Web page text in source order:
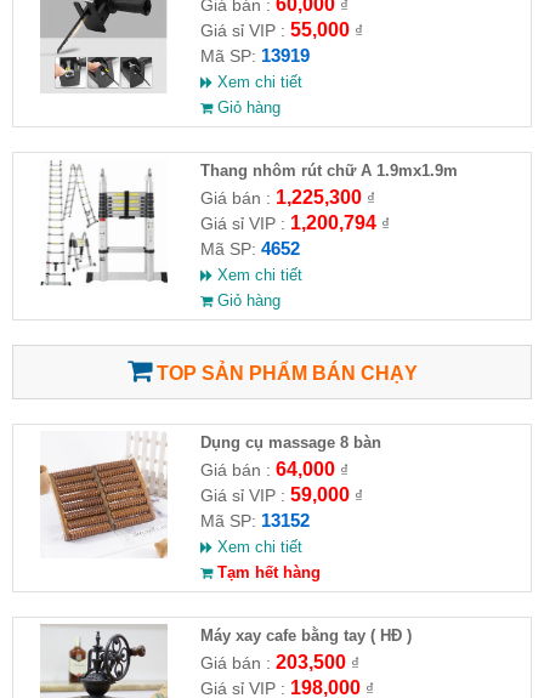
Giá bán :
₫
Giá sỉ VIP : 55,000₫
Mã SP: 13919
Xem chi tiết
Giỏ hàng
Thang nhôm rút chữ A 1.9mx1.9m
Giá bán : 1,225,300₫
Giá sỉ VIP : 1,200,794₫
Mã SP: 4652
Xem chi tiết
Giỏ hàng
TOP SẢN PHẨM BÁN CHẠY
Dụng cụ massage 8 bàn
Giá bán : 64,000₫
Giá sỉ VIP : 59,000₫
Mã SP: 13152
Xem chi tiết
Tạm hết hàng
Máy xay cafe bằng tay ( HĐ )
Giá bán : 203,500₫
Giá sỉ VIP : 198,000₫